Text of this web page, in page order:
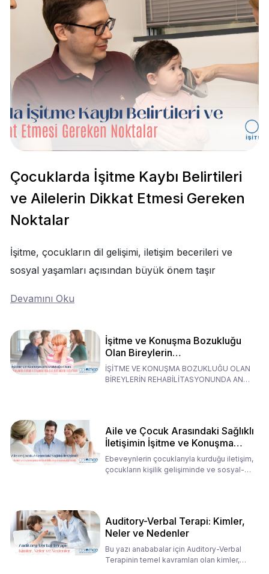
Çocuklarda İşitme Kaybı Belirtileri
ve Ailelerin Dikkat Etmesi Gereken
Noktalar
İşitme, çocukların dil gelişimi, iletişim becerileri ve
sosyal yaşamları açısından büyük önem taşır
Devamını Oku
İşitme ve Konuşma Bozukluğu
Olan Bireylerin
Rehabilitasyonunda Ana
Babaların Tutumları
İŞİTME VE KONUŞMA BOZUKLUĞU OLAN
BİREYLERİN REHABİLİTASYONUNDA ANA
Aile ve Çocuk Arasındaki Sağlıklı
İletişimin İşitme ve Konuşma
Rehabilitasyonundaki Rolü
Ebeveynlerin çocuklarıyla kurduğu iletişim,
çocukların kişilik gelişiminde ve sosyal-
Auditory-Verbal Terapi: Kimler,
Neler ve Nedenler
Bu yazı anababalar için Auditory-Verbal
Terapinin temel kavramları olan kimler,